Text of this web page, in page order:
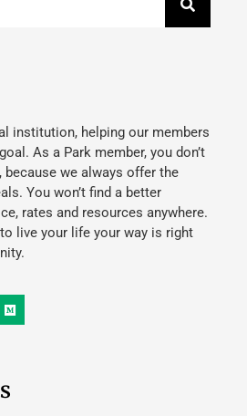
institution, helping our members
As a Park member, you don’t
because we always offer the
You won’t find a better
rates and resources anywhere.
live your life your way is right